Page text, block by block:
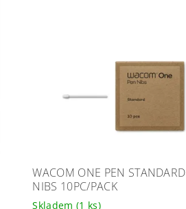
WACOM ONE PEN STANDARD
NIBS 10PC/PACK
Skladem (1 ks)